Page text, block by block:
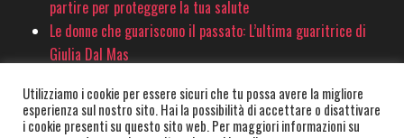
partire per proteggere la tua salute
Le donne che guariscono il passato: L’ultima guaritrice di
Giulia Dal Mas
© PinkSociety.it 2020-2026 - È vietata la copia e la riproduzione dei contenuti
e immagini in qualsiasi forma. È vietata la redistribuzione e la pubblicazione dei
Utilizziamo i cookie per essere sicuri che tu possa avere la migliore
esperienza sul nostro sito. Hai la possibilità di accettare o disattivare
i cookie presenti su questo sito web. Per maggiori informazioni su